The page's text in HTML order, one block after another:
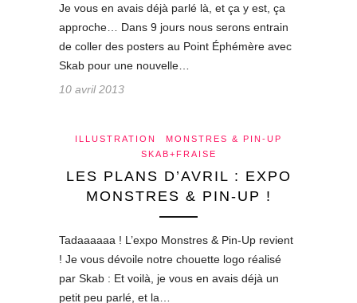
Je vous en avais déjà parlé là, et ça y est, ça
approche… Dans 9 jours nous serons entrain
de coller des posters au Point Éphémère avec
Skab pour une nouvelle…
10 avril 2013
ILLUSTRATION
MONSTRES & PIN-UP
SKAB+FRAISE
LES PLANS D’AVRIL : EXPO
MONSTRES & PIN-UP !
Tadaaaaaa ! L’expo Monstres & Pin-Up revient
! Je vous dévoile notre chouette logo réalisé
par Skab : Et voilà, je vous en avais déjà un
petit peu parlé, et la…